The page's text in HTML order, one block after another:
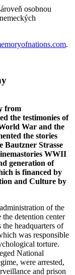
osobnou
.
from
the testimonies of
War and the
the stories
Bautzner Strasse
WWII
generation of
is financed by
and Culture by
of the
detention center
headquarters of
was responsible
torture.
National
were arrested,
and prison